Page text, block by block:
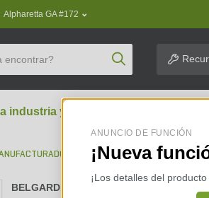
Alpharetta GA #172
Product Search
industria y perspectivas arancelarias
BLOQUES PARA MUROS
BELGARD :
ANUNCIO DE FUNCIÓN
¡Nueva
¡Los detalles del